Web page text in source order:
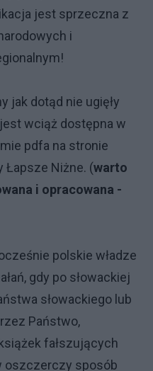
jest sprzeczna z
i
jak dotąd nie ugięły
wciąż dostępna w
pdfa na stronie
Łapsze Niżne. (warto
i opracowana -
polskie władze
gdy po słowackiej
słowackiego lub
Państwo,
fałszujących
oszczerczy sposób